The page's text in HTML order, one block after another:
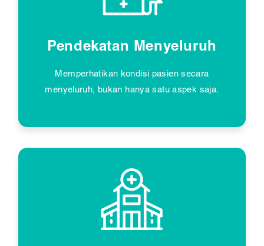
Pendekatan Menyeluruh
Memperhatikan kondisi pasien secara
menyeluruh, bukan hanya satu aspek saja.